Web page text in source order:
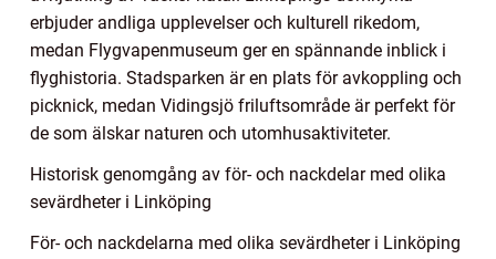
erbjuder andliga upplevelser och kulturell rikedom,
medan Flygvapenmuseum ger en spännande inblick i
flyghistoria. Stadsparken är en plats för avkoppling och
picknick, medan Vidingsjö friluftsområde är perfekt för
de som älskar naturen och utomhusaktiviteter.
Historisk genomgång av för- och nackdelar med olika
sevärdheter i Linköping
För- och nackdelarna med olika sevärdheter i Linköping